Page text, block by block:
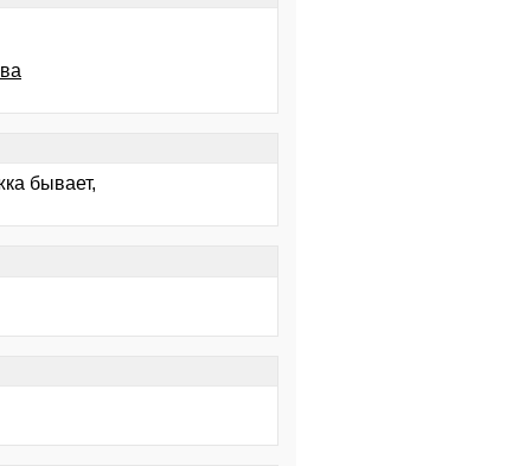
бывает,